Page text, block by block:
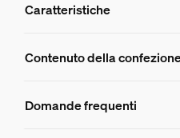
Caratteristiche
8720169230095
Contenuto della
Domande frequenti